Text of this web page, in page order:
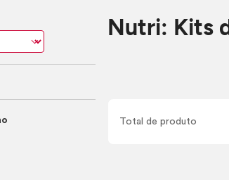
Nutri: Kits
Total deproduto